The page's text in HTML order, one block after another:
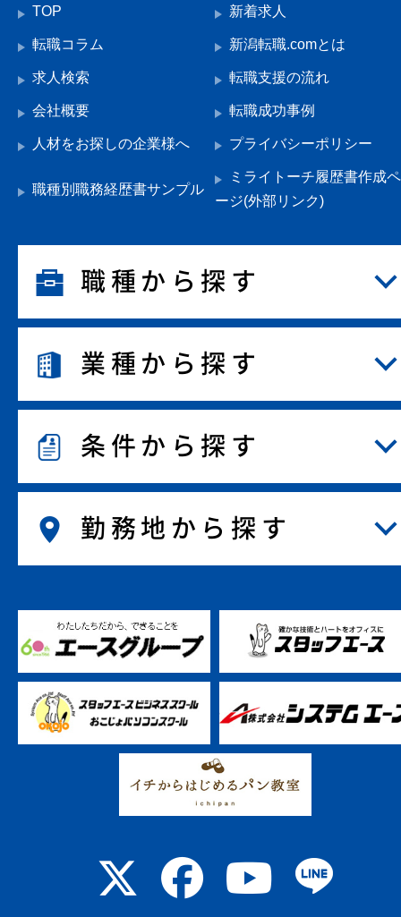
TOP 新着求人
転職コラム 新潟転職.comとは
求人検索 転職支援の流れ
会社概要 転職成功事例
人材をお探しの企業様へ プライバシーポリシー
職種別職務経歴書サンプル
ミライトーチ履歴書作成ペ
ージ(外部リンク)
職種から探す
業種から探す
条件から探す
勤務地から探す